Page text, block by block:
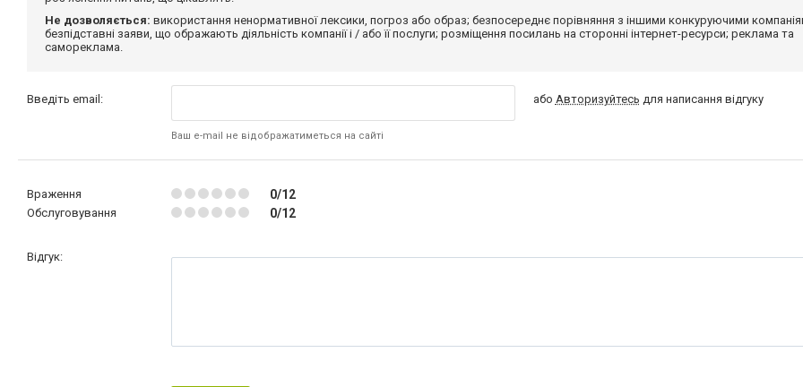
Не дозволяється: використання ненормативної лексики, погроз або образ; безпосереднє порівняння з іншими конкуруючими
безпідставні заяви, що ображають діяльність компанії і / або її послуги; розміщення посилань на сторонні інтернет-ресурси; реклама та
самореклама.
Введіть email:
Ваш e-mail не відображатиметься на сайті
або Авторизуйтесь для написання відгуку
Враження 0/12
Обслуговування 0/12
Відгук: